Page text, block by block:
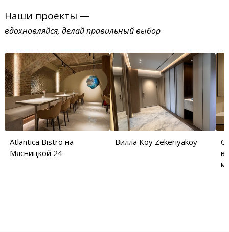
Наши проекты —
вдохновляйся, делай правильный выбор
Atlantica Bistro на
Мясницкой 24
Вилла Köy Zekeriyaköy